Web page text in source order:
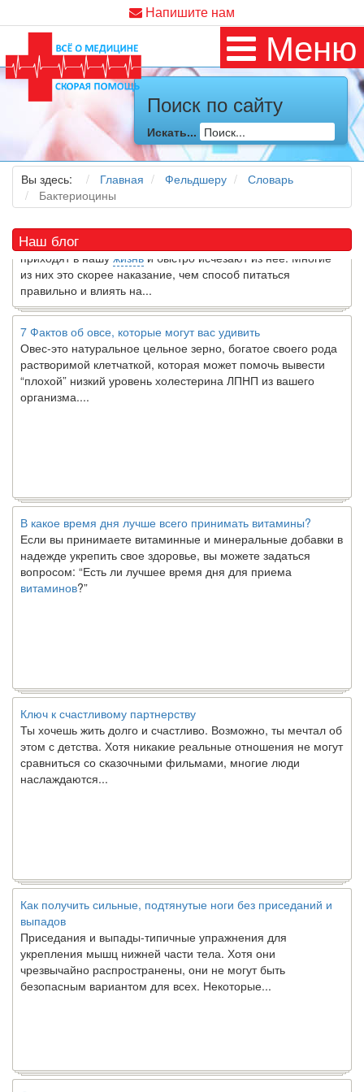
Напишите нам
Меню
Поиск по сайту
Искать...
Вы здесь: Главная Фельдшеру
Словарь
Бактериоцины
Наш блог
Как я заболел во время локдауна?
Это странная ситуация: вы соблюдали все меры
предосторожности COVID-19 (вы почти все время дома),
но, тем не менее, вы каким-то образом простудились. Вы
можете задаться...
Какдиетолог, я вижу, что многие причудливые диеты
приходят в нашужизньи быстро исчезают из нее. Многие
из них это скорее наказание, чем способ питаться
правильно и влиять на...
7 Фактов об овсе, которые могут вас удивить
Овес-это натуральное цельное зерно, богатое своего рода
растворимой клетчаткой, которая может помочь вывести
“плохой” низкий уровень холестерина ЛПНП из вашего
организма....
В какое время дня лучше всего принимать витамины?
Если вы принимаете витаминные и минеральные добавки в
надежде укрепить свое здоровье, вы можете задаться
вопросом: “Есть ли лучшее время дня для приема
витаминов ?”
Ключ к счастливому партнерству
Ты хочешь жить долго и счастливо. Возможно, ты мечтал об
этом с детства. Хотя никакие реальные отношения не могут
сравниться со сказочными фильмами, многие люди
наслаждаются...
Как получить сильные, подтянутые ноги без приседаний и
выпадов
Приседания и выпады-типичные упражнения для
укрепления мышц нижней части тела. Хотя они
чрезвычайно распространены, они не могут быть
безопасным вариантом для всех. Некоторые...
Создана программа предсказывающая смерть человека с